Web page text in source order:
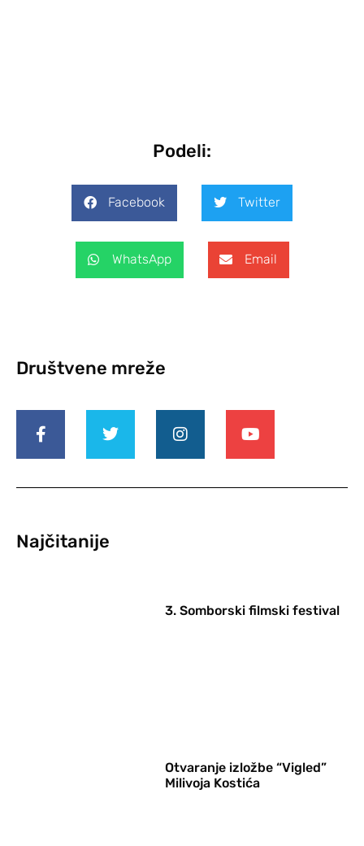
Podeli:
Facebook Twitter
WhatsApp Email
Društvene mreže
Najčitanije
3. Somborski filmski festival
Otvaranje izložbe “Vigled”
Milivoja Kostića